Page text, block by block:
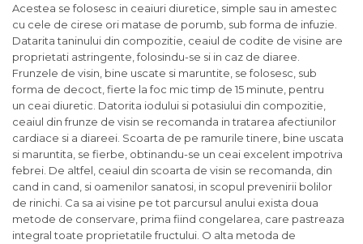
Acestea se folosesc in ceaiuri diuretice, simple sau in amestec
cu cele de cirese ori matase de porumb, sub forma de infuzie.
Datarita taninului din compozitie, ceaiul de codite de visine are
proprietati astringente, folosindu-se si in caz de diaree.
Frunzele de visin, bine uscate si maruntite, se folosesc, sub
forma de decoct, fierte la foc mic timp de 15 minute, pentru
un ceai diuretic. Datorita iodului si potasiului din compozitie,
ceaiul din frunze de visin se recomanda in tratarea afectiunilor
cardiace si a diareei. Scoarta de pe ramurile tinere, bine uscata
si maruntita, se fierbe, obtinandu-se un ceai excelent impotriva
febrei. De altfel, ceaiul din scoarta de visin se recomanda, din
cand in cand, si oamenilor sanatosi, in scopul prevenirii bolilor
de rinichi. Ca sa ai visine pe tot parcursul anului exista doua
metode de conservare, prima fiind congelarea, care pastreaza
integral toate proprietatile fructului. O alta metoda de